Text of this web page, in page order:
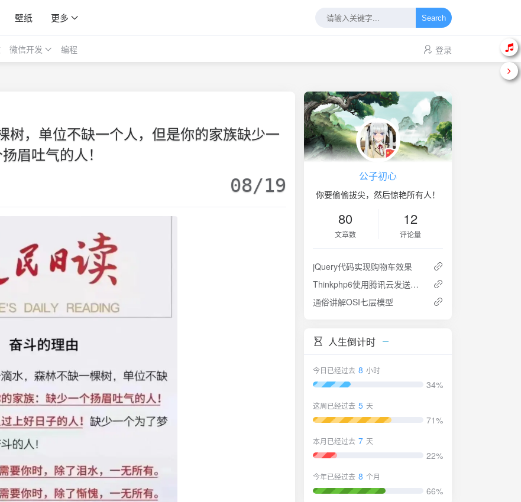
壁纸 更多 Search
微信开发 编程 登录
树，单位不缺一个人，但是你的家族缺少一
眉吐气的人！
08/19 公子初心
你要偷偷拔尖，然后惊艳所有人！
80
文章数
12
评论量
jQuery代码实现购物车效果
Thinkphp6使用腾讯云发送短信步骤
通俗讲解OSI七层模型
人生倒计时
今日已经过去 8 小时
34%
这周已经过去 5 天
71%
本月已经过去 7 天
22%
今年已经过去 8 个月
66%